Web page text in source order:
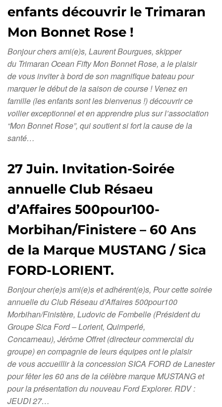
enfants découvrir le Trimaran
Mon Bonnet Rose !
Bonjour chers ami(e)s, Laurent Bourgues, skipper
du Trimaran Ocean Fifty Mon Bonnet Rose, a le plaisir
de vous inviter à bord de son magnifique bateau pour
marquer le début de la saison de course ! Venez en
famille (les enfants sont les bienvenus !) découvrir ce
voilier exceptionnel et en apprendre plus sur l’association
“Mon Bonnet Rose”, qui soutient si fort la cause de la
santé…
27 Juin. Invitation-Soirée
annuelle Club Résaeu
d’Affaires 500pour100-
Morbihan/Finistere – 60 Ans
de la Marque MUSTANG / Sica
FORD-LORIENT.
Bonjour cher(e)s ami(e)s et adhérent(e)s, Pour cette soirée
annuelle du Club Réseau d’Affaires 500pour100
Morbihan/Finistère, Ludovic de Fombelle (Président du
Groupe Sica Ford – Lorient, Quimperlé,
Concarneau), Jérôme Offret (directeur commercial du
groupe) en compagnie de leurs équipes ont le plaisir
de vous accueillir à la concession SICA FORD de Lanester
pour fêter les 60 ans de la célèbre marque MUSTANG et
pour la présentation du nouveau Ford Explorer. RDV :
JEUDI 27…